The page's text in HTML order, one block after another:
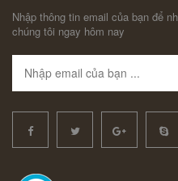
Nhập thông tin email của bạn để
chúng tôi ngay hôm nay